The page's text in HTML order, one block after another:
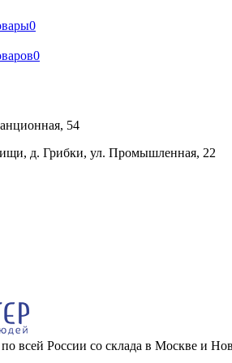
0
0
54
д. Грибки, ул. Промышленная, 22
всей России со склада в Москве и